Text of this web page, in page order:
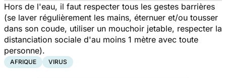
Hors de l'eau, il faut respecter tous les gestes barrières
(se laver régulièrement les mains, éternuer et/ou tousser
dans son coude, utiliser un mouchoir jetable, respecter la
distanciation sociale d'au moins 1 mètre avec toute
personne).
AFRIQUE VIRUS